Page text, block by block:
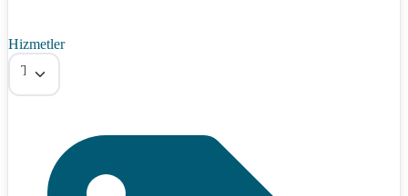
Hizmetler
Tümü